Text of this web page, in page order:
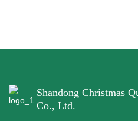
Shandong Christmas
Co., Ltd.